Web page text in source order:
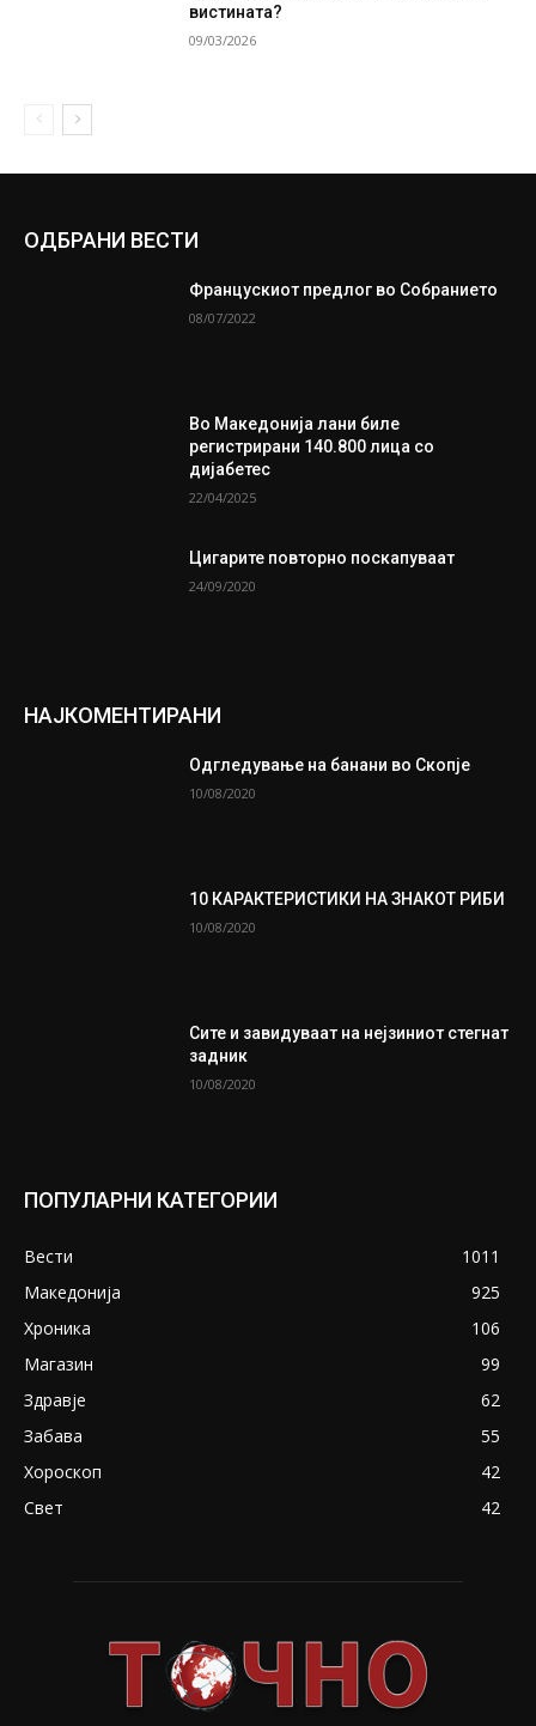
вистината?
09/03/2026
ОДБРАНИ ВЕСТИ
Францускиот предлог во Собранието
08/07/2022
Во Македонија лани биле
регистрирани 140.800 лица со
дијабетес
22/04/2025
Цигарите повторно поскапуваат
24/09/2020
НАЈКОМЕНТИРАНИ
Одгледување на банани во Скопје
10/08/2020
10 КАРАКТЕРИСТИКИ НА ЗНАКОТ РИБИ
10/08/2020
Сите и завидуваат на нејзиниот стегнат
задник
10/08/2020
ПОПУЛАРНИ КАТЕГОРИИ
Вести
1011
Македонија
925
Хроника
106
Магазин
99
Здравје
62
Забава
55
Хороскоп
42
Свет
42